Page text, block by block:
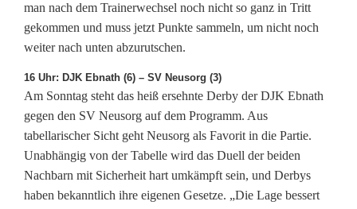
man nach dem Trainerwechsel noch nicht so ganz in Tritt
gekommen und muss jetzt Punkte sammeln, um nicht noch
weiter nach unten abzurutschen.
16 Uhr: DJK Ebnath (6) – SV Neusorg (3)
Am Sonntag steht das heiß ersehnte Derby der DJK Ebnath
gegen den SV Neusorg auf dem Programm. Aus
tabellarischer Sicht geht Neusorg als Favorit in die Partie.
Unabhängig von der Tabelle wird das Duell der beiden
Nachbarn mit Sicherheit hart umkämpft sein, und Derbys
haben bekanntlich ihre eigenen Gesetze. „Die Lage bessert